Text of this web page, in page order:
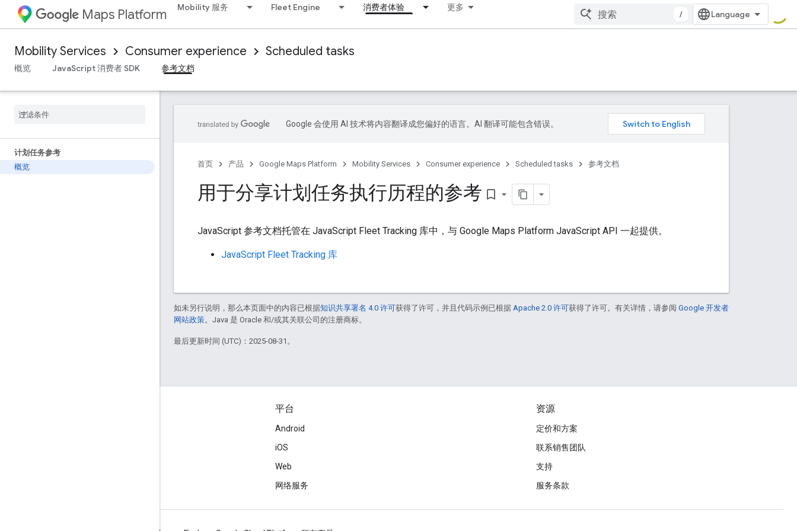
Maps Platform Mobility 服务 Fleet Engine 消费者体验 更多
/
Mobility Services Consumer experience Scheduled tasks
概览 JavaScript 消费者 SDK 参考文档
计划任务参考
概览
Google 会使用 AI 技术将内容翻译成您偏好的语言。AI 翻译可能包含错误。
首页 产品 Google Maps Platform Mobility Services Consumer experience Scheduled tasks 参考文档
用于分享计划任务执行历程的参考 bookmark_border
JavaScript 参考文档托管在 JavaScript Fleet Tracking 库中，与 Google Maps Platform JavaScript API 一起提供。
JavaScript Fleet Tracking 库
如未另行说明，那么本页面中的内容已根据知识共享署名 4.0 许可获得了许可，并且代码示例已根据 Apache 2.0 许可获得了许可。有关详情，请参阅 Google 开发者
网站政策。Java 是 Oracle 和/或其关联公司的注册商标。
最后更新时间 (UTC)：2025-08-31。
平台
Android
iOS
Web
网络服务
资源
定价和方案
联系销售团队
支持
服务条款